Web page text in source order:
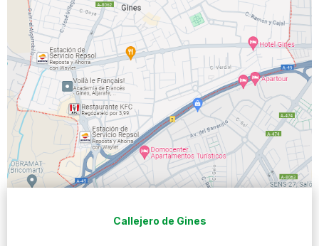
Callejero de Gines